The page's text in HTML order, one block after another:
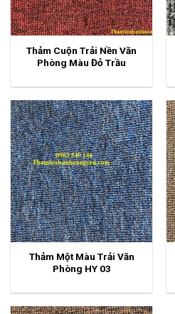
Thảm Cuộn Trải Nền Văn
Phòng Màu Đỏ Trầu
Thảm Một Màu Trải Văn
Phòng HY 03